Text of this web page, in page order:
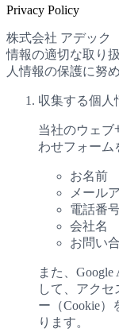
Privacy Policy
株式会社 アデック
情報の適切な取り
人情報の保護に努
収集する個人
当社のウェブ
わせフォーム
お名前
メール
電話番
会社名
お問い
また、Google
して、アク
ー（Cookie
ります。